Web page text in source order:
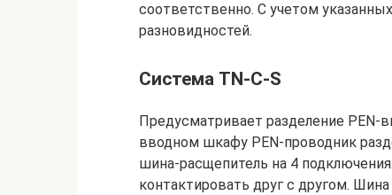
соответственно. С учетом
разновидностей.
Система TN-C-S
Предусматривает разделение PEN-
вводном шкафу PEN-проводник
шина-расщепитель на 4
контактировать друг с другом.